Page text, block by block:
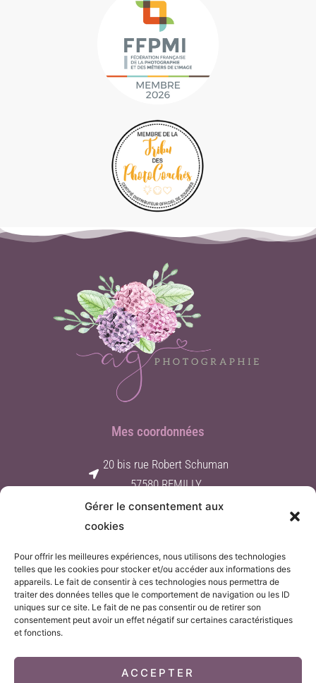
Gérer le consentement aux
cookies
Pour offrir les meilleures expériences, nous utilisons des technologies
telles que les cookies pour stocker et/ou accéder aux informations des
appareils. Le fait de consentir à ces technologies nous permettra de
traiter des données telles que le comportement de navigation ou les ID
uniques sur ce site. Le fait de ne pas consentir ou de retirer son
consentement peut avoir un effet négatif sur certaines caractéristiques
et fonctions.
ACCEPTER
Mes coordonnées
20 bis rue Robert Schuman
57580 REMILLY
Suivez-moi
F
a
c
o
k
I
n
s
r
a
Accès clients